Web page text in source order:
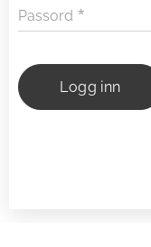
Passord
Logg inn